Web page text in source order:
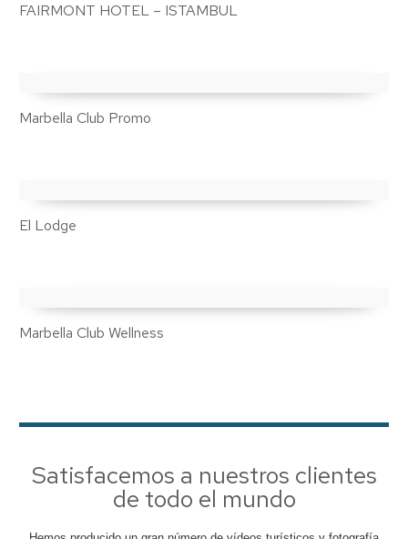
FAIRMONT HOTEL – ISTAMBUL
Marbella Club Promo
El Lodge
Marbella Club Wellness
Satisfacemos a nuestros clientes
de todo el mundo